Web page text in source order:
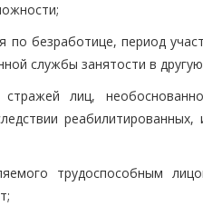
по безработице, период
службы занятости в
лиц,
трудоспособным